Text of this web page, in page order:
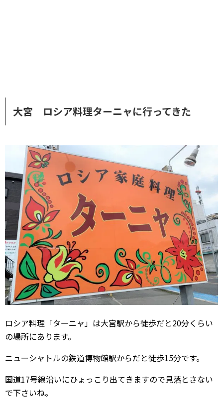
大宮 ロシア料理ターニャに行ってきた
ロシア料理「ターニャ」は大宮駅から徒歩だと20分くらい
の場所にあります。
ニューシャトルの鉄道博物館駅からだと徒歩15分です。
国道17号線沿いにひょっこり出てきますので見落とさない
で下さいね。